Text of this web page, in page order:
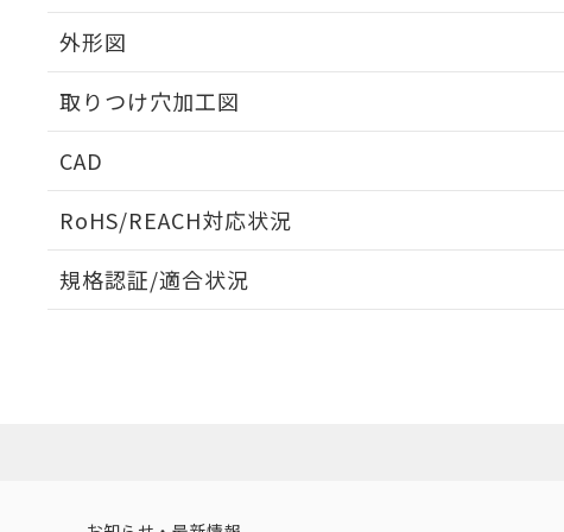
外形図
取りつけ穴加工図
CAD
RoHS/REACH対応状況
EU RoHS 注意事項・凡例
規格認証/適合状況
（イギリス
（ノルウェー